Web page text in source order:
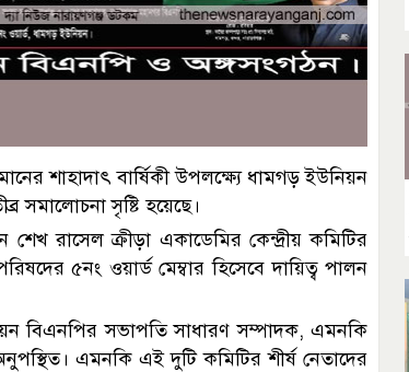
শাহাদাৎ বার্ষিকী উপলক্ষ্যে ধামগড় ইউনিয়ন
সমালোচনা সৃষ্টি হয়েছে।
রাসেল ক্রীড়া একাডেমির কেন্দ্রীয় কমিটির
৫নং ওয়ার্ড মেম্বার হিসেবে দায়িত্ব পালন
বিএনপির সভাপতি সাধারণ সম্পাদক, এমনকি
এমনকি এই দুটি কমিটির শীর্ষ নেতাদের